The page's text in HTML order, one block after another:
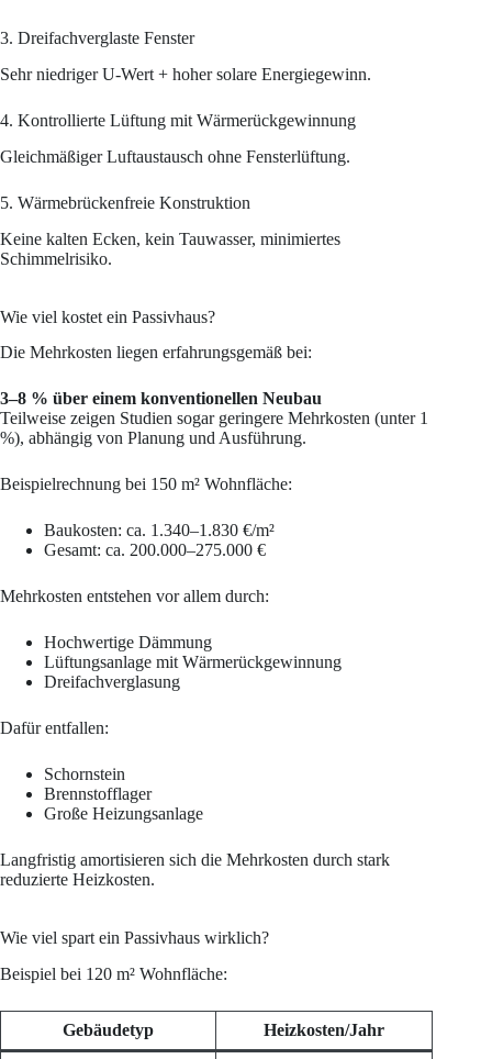
3. Dreifachverglaste Fenster
Sehr niedriger U-Wert + hoher solare Energiegewinn.
4. Kontrollierte Lüftung mit Wärmerückgewinnung
Gleichmäßiger Luftaustausch ohne Fensterlüftung.
5. Wärmebrückenfreie Konstruktion
Keine kalten Ecken, kein Tauwasser, minimiertes
Schimmelrisiko.
Wie viel kostet ein Passivhaus?
Die Mehrkosten liegen erfahrungsgemäß bei:
3–8 % über einem konventionellen Neubau
Teilweise zeigen Studien sogar geringere Mehrkosten (unter 1
%), abhängig von Planung und Ausführung.
Beispielrechnung bei 150 m² Wohnfläche:
Baukosten: ca. 1.340–1.830 €/m²
Gesamt: ca. 200.000–275.000 €
Mehrkosten entstehen vor allem durch:
Hochwertige Dämmung
Lüftungsanlage mit Wärmerückgewinnung
Dreifachverglasung
Dafür entfallen:
Schornstein
Brennstofflager
Große Heizungsanlage
Langfristig amortisieren sich die Mehrkosten durch stark
reduzierte Heizkosten.
Wie viel spart ein Passivhaus wirklich?
Beispiel bei 120 m² Wohnfläche:
Gebäudetyp Heizkosten/Jahr